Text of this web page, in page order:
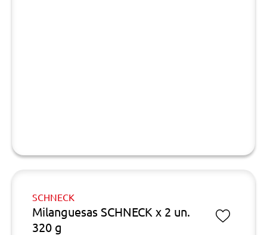
SCHNECK
Milanguesas SCHNECK x 2 un.
320 g